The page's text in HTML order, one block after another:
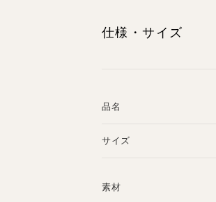
仕様・サイズ
品名
サイズ
素材